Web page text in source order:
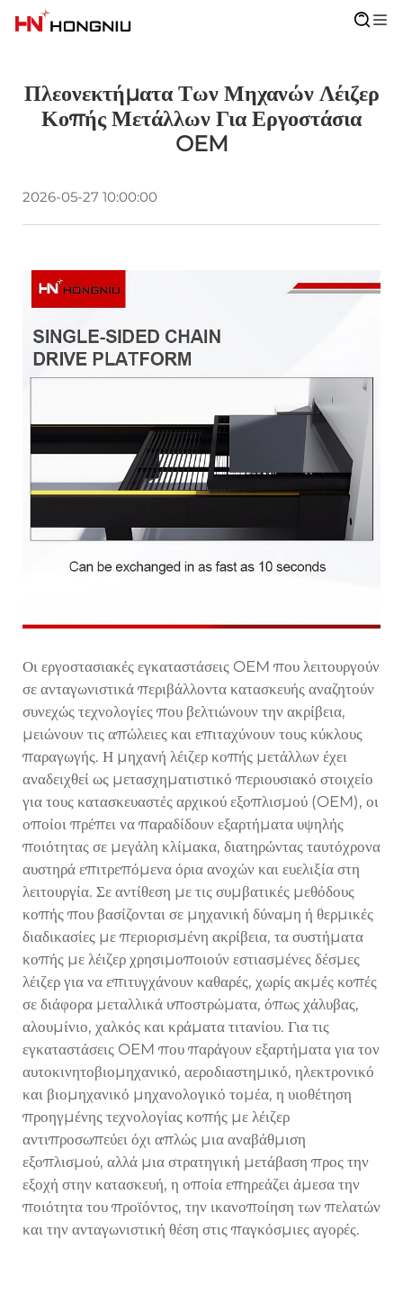
Πλεονεκτήματα Των Μηχανών Λέιζερ
Κοπής Μετάλλων Για Εργοστάσια
OEM
2026-05-27 10:00:00
Οι εργοστασιακές εγκαταστάσεις OEM που λειτουργούν
σε ανταγωνιστικά περιβάλλοντα κατασκευής αναζητούν
συνεχώς τεχνολογίες που βελτιώνουν την ακρίβεια,
μειώνουν τις απώλειες και επιταχύνουν τους κύκλους
παραγωγής. Η μηχανή λέιζερ κοπής μετάλλων έχει
αναδειχθεί ως μετασχηματιστικό περιουσιακό στοιχείο
για τους κατασκευαστές αρχικού εξοπλισμού (OEM), οι
οποίοι πρέπει να παραδίδουν εξαρτήματα υψηλής
ποιότητας σε μεγάλη κλίμακα, διατηρώντας ταυτόχρονα
αυστηρά επιτρεπόμενα όρια ανοχών και ευελιξία στη
λειτουργία. Σε αντίθεση με τις συμβατικές μεθόδους
κοπής που βασίζονται σε μηχανική δύναμη ή θερμικές
διαδικασίες με περιορισμένη ακρίβεια, τα συστήματα
κοπής με λέιζερ χρησιμοποιούν εστιασμένες δέσμες
λέιζερ για να επιτυγχάνουν καθαρές, χωρίς ακμές κοπές
σε διάφορα μεταλλικά υποστρώματα, όπως χάλυβας,
αλουμίνιο, χαλκός και κράματα τιτανίου. Για τις
εγκαταστάσεις OEM που παράγουν εξαρτήματα για τον
αυτοκινητοβιομηχανικό, αεροδιαστημικό, ηλεκτρονικό
και βιομηχανικό μηχανολογικό τομέα, η υιοθέτηση
προηγμένης τεχνολογίας κοπής με λέιζερ
αντιπροσωπεύει όχι απλώς μια αναβάθμιση
εξοπλισμού, αλλά μια στρατηγική μετάβαση προς την
εξοχή στην κατασκευή, η οποία επηρεάζει άμεσα την
ποιότητα του προϊόντος, την ικανοποίηση των πελατών
και την ανταγωνιστική θέση στις παγκόσμιες αγορές.